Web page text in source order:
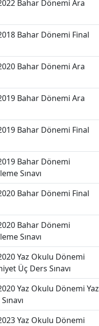
Bahar Dönemi Ara
Bahar Dönemi Final
Bahar Dönemi Ara
Bahar Dönemi Ara
Bahar Dönemi Final
Bahar Dönemi
Sınavı
Bahar Dönemi Final
Bahar Dönemi
Sınavı
Yaz Okulu Dönemi
Üç Ders Sınavı
Yaz Okulu Dönemi Yaz
Yaz Okulu Dönemi